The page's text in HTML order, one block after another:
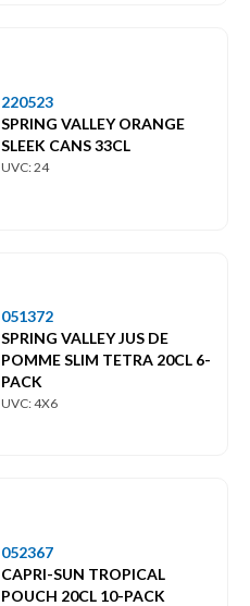
220523
SPRING VALLEY ORANGE
SLEEK CANS 33CL
UVC: 24
051372
SPRING VALLEY JUS DE
POMME SLIM TETRA 20CL 6-
PACK
UVC: 4X6
052367
CAPRI-SUN TROPICAL
POUCH 20CL 10-PACK